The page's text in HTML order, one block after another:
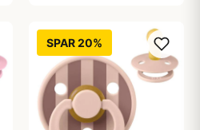
SPAR 20%